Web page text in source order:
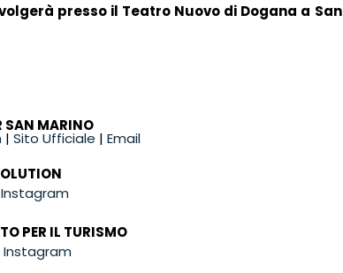
presso il Teatro Nuovo di Dogana a San
SAN MARINO
| Sito Ufficiale | Email
Instagram
PER IL TURISMO
Instagram